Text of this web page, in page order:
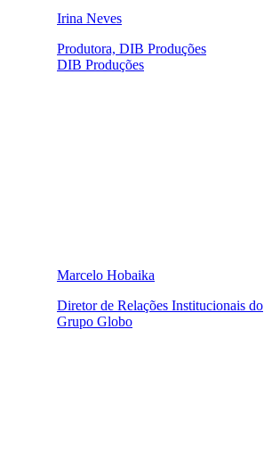
Irina Neves
Produtora, DIB Produções
DIB Produções
Marcelo Hobaika
Diretor de Relações Institucionais do
Grupo Globo